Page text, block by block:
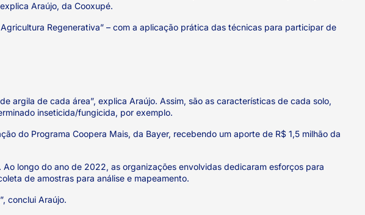
Araújo, da Cooxupé.
Regenerativa” – com a aplicação prática das técnicas para participar de
argila de cada área”, explica Araújo. Assim, são as características de cada solo,
inseticida/fungicida, por exemplo.
do Programa Coopera Mais, da Bayer, recebendo um aporte de R$ 1,5 milhão da
longo do ano de 2022, as organizações envolvidas dedicaram esforços para
de amostras para análise e mapeamento.
conclui Araújo.